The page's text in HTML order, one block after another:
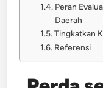
Peran
Daerah
Tingkatkan
Referensi